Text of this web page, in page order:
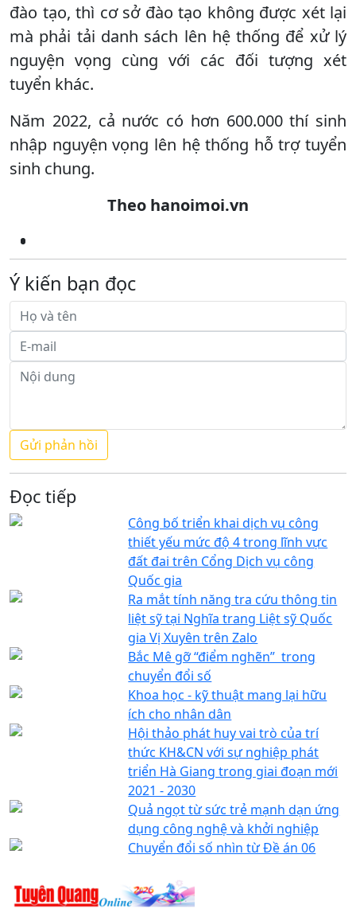
đào tạo, thì cơ sở đào tạo không được xét lại
mà phải tải danh sách lên hệ thống để xử lý
nguyện vọng cùng với các đối tượng xét
tuyển khác.
Năm 2022, cả nước có hơn 600.000 thí sinh
nhập nguyện vọng lên hệ thống hỗ trợ tuyển
sinh chung.
Theo hanoimoi.vn
Ý kiến bạn đọc
Đọc tiếp
Công bố triển khai dịch vụ công
thiết yếu mức độ 4 trong lĩnh vực
đất đai trên Cổng Dịch vụ công
Quốc gia
Ra mắt tính năng tra cứu thông tin
liệt sỹ tại Nghĩa trang Liệt sỹ Quốc
gia Vị Xuyên trên Zalo
Bắc Mê gỡ “điểm nghẽn” trong
chuyển đổi số
Khoa học - kỹ thuật mang lại hữu
ích cho nhân dân
Hội thảo phát huy vai trò của trí
thức KH&CN với sự nghiệp phát
triển Hà Giang trong giai đoạn mới
2021 - 2030
Quả ngọt từ sức trẻ mạnh dạn ứng
dụng công nghệ và khởi nghiệp
Chuyển đổi số nhìn từ Đề án 06